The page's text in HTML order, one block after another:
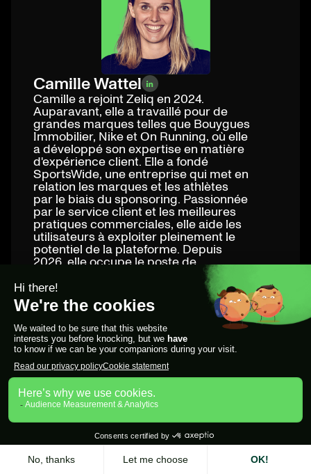
Camille Wattel
Camille a rejoint Zeliq en 2024.
Auparavant, elle a travaillé pour de
grandes marques telles que Bouygues
Immobilier, Nike et On Running, où elle
a développé son expertise en matière
d'expérience client. Elle a fondé
SportsWide, une entreprise qui met en
relation les marques et les athlètes
par le biais du sponsoring. Passionnée
par le service client et les meilleures
pratiques commerciales, elle aide les
utilisateurs à exploiter pleinement le
potentiel de la plateforme. Depuis
2026, elle occupe le poste de
responsable marketing chez Zeliq.
DÉCOUVRIR PLUS D'ARTICLES
Accéder au blog
Bannière LinkedIn bureau :
dimensions 2026 et 4 outils